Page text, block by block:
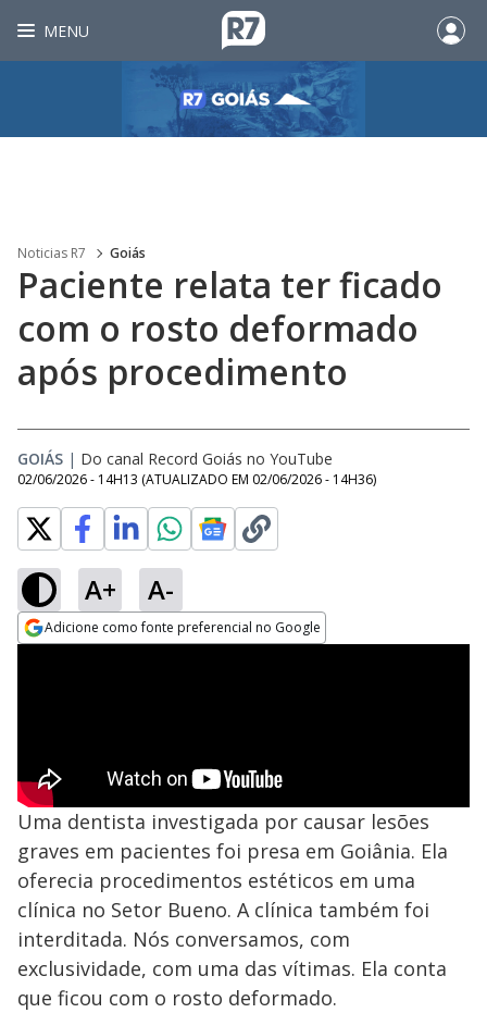
MENU
Noticias R7 Goiás
Paciente relata ter ficado
com o rosto deformado
após procedimento
GOIÁS | Do canal Record Goiás no YouTube
02/06/2026 - 14H13 (ATUALIZADO EM 02/06/2026 - 14H36)
A+ A-
Adicione como fonte preferencial no Google
Uma dentista investigada por causar lesões
graves em pacientes foi presa em Goiânia. Ela
oferecia procedimentos estéticos em uma
clínica no Setor Bueno. A clínica também foi
interditada. Nós conversamos, com
exclusividade, com uma das vítimas. Ela conta
que ficou com o rosto deformado.